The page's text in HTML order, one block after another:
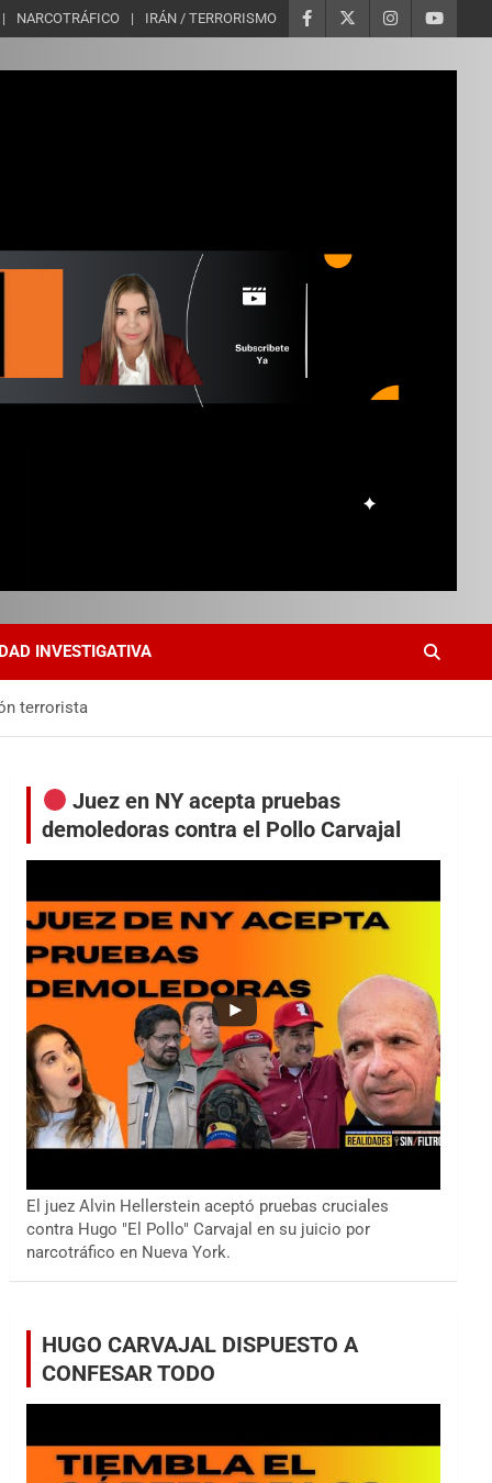
NARCOTRÁFICO IRÁN / TERRORISMO
INVESTIGATIVA
terrorista
Juez en NY acepta pruebas
demoledoras contra el Pollo Carvajal
El juez Alvin Hellerstein aceptó pruebas cruciales
contra Hugo "El Pollo" Carvajal en su juicio por
narcotráfico en Nueva York.
HUGO CARVAJAL DISPUESTO A
CONFESAR TODO